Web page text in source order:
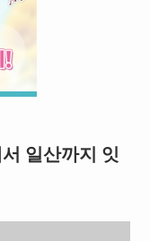
일산까지 잇